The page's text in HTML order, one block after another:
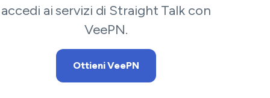
accedi ai servizi di Straight Talk con
VeePN.
Ottieni VeePN